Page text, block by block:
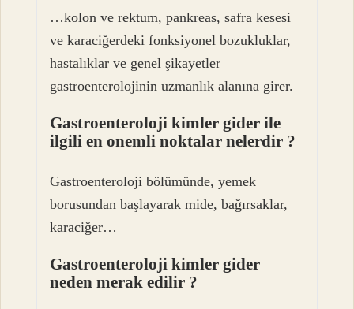
…kolon ve rektum, pankreas, safra kesesi
ve karaciğerdeki fonksiyonel bozukluklar,
hastalıklar ve genel şikayetler
gastroenterolojinin uzmanlık alanına girer.
Gastroenteroloji kimler gider ile
ilgili en onemli noktalar nelerdir ?
Gastroenteroloji bölümünde, yemek
borusundan başlayarak mide, bağırsaklar,
karaciğer…
Gastroenteroloji kimler gider
neden merak edilir ?